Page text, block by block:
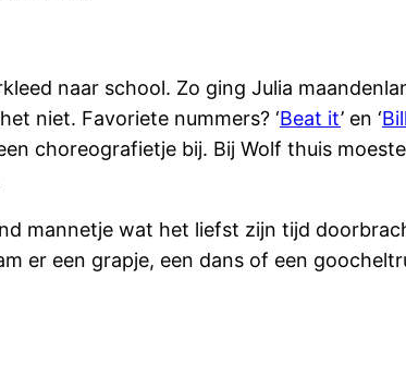
naar school. Zo ging Julia
niet. Favoriete nummers? ‘Beat it’ en ‘
choreografietje bij. Bij Wolf thuis
mannetje wat het liefst zijn tijd
er een grapje, een dans of een